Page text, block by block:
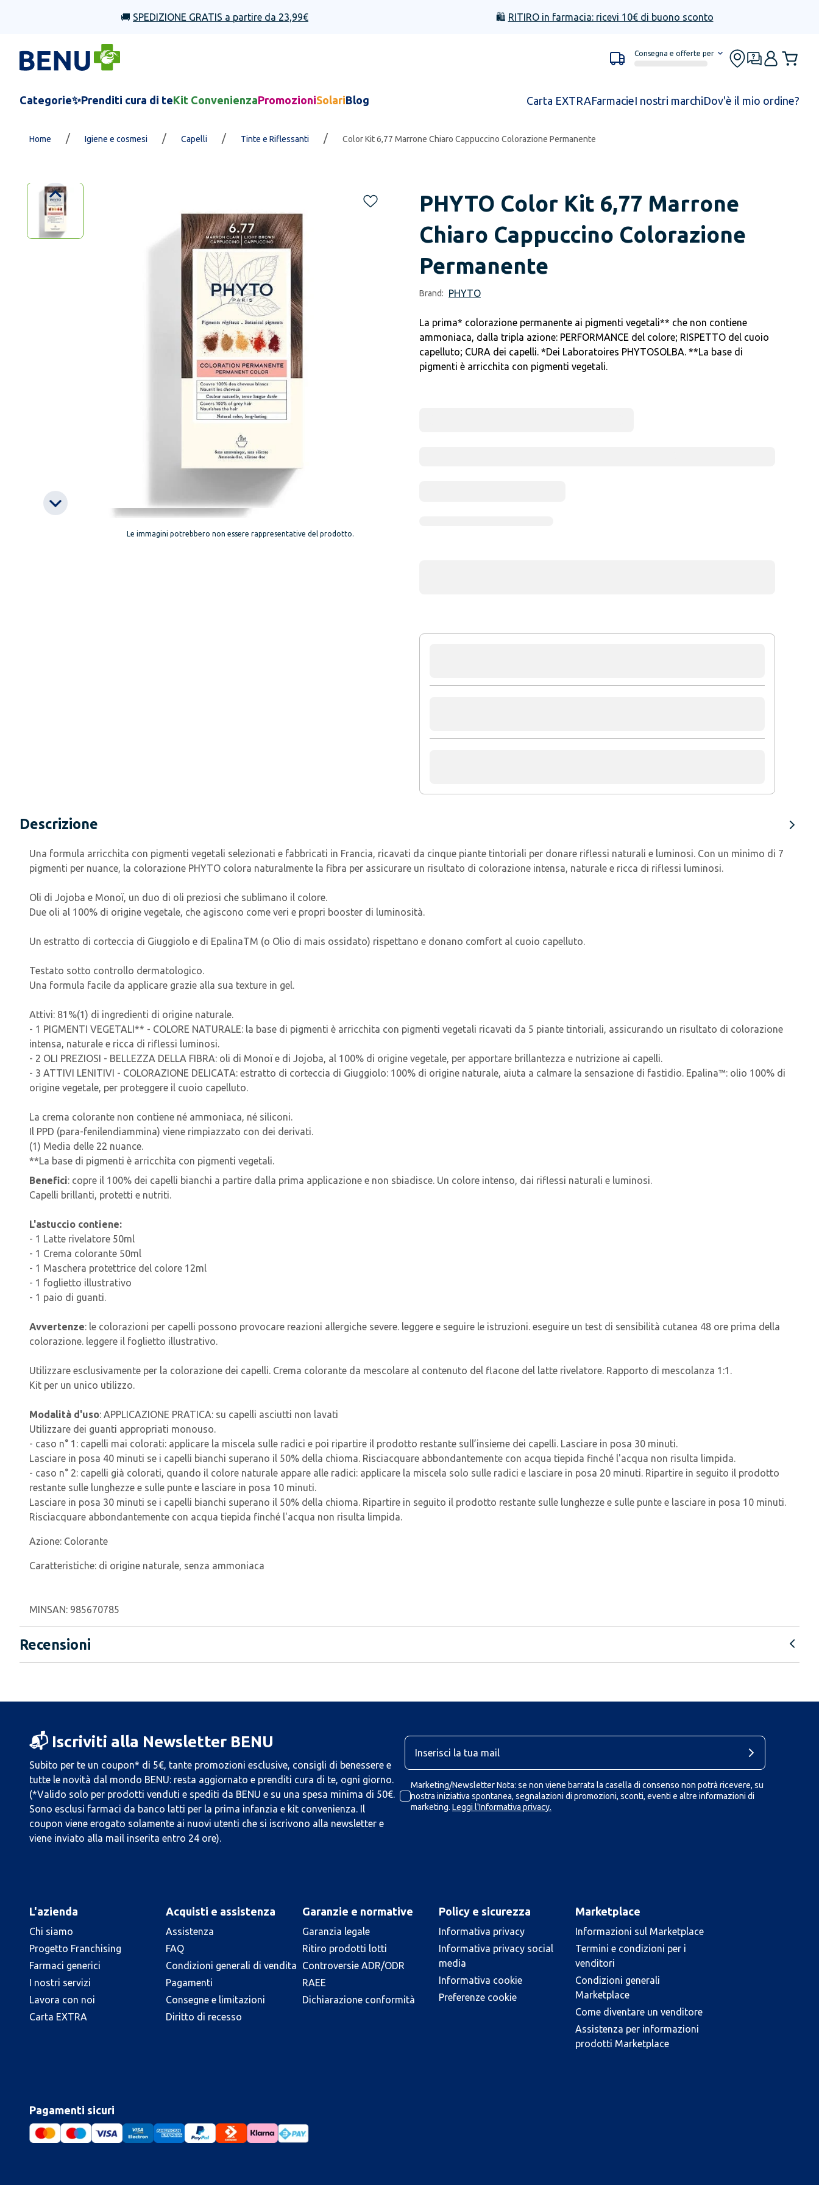
🚚 SPEDIZIONE GRATIS a partire da 23,99€ 🛍️ RITIRO in farmacia: ricevi 10€ di buono sconto
Consegna e offerte per
Categorie✨Prenditi cura di teKit ConvenienzaPromozioniSolariBlog Carta EXTRAFarmacieI nostri marchiDov'è il mio ordine?
Home / Igiene e cosmesi / Capelli / Tinte e Riflessanti / Color Kit 6,77 Marrone Chiaro Cappuccino Colorazione Permanente
Le immagini potrebbero non essere rappresentative del prodotto.
PHYTO Color Kit 6,77 Marrone
Chiaro Cappuccino Colorazione
Permanente
Brand: PHYTO
La prima* colorazione permanente ai pigmenti vegetali** che non contiene
ammoniaca, dalla tripla azione: PERFORMANCE del colore; RISPETTO del cuoio
capelluto; CURA dei capelli. *Dei Laboratoires PHYTOSOLBA. **La base di
pigmenti è arricchita con pigmenti vegetali.
Descrizione
Una formula arricchita con pigmenti vegetali selezionati e fabbricati in Francia, ricavati da cinque piante tintoriali per donare riflessi naturali e luminosi. Con un minimo di 7
pigmenti per nuance, la colorazione PHYTO colora naturalmente la fibra per assicurare un risultato di colorazione intensa, naturale e ricca di riflessi luminosi.
Oli di Jojoba e Monoï, un duo di oli preziosi che sublimano il colore.
Due oli al 100% di origine vegetale, che agiscono come veri e propri booster di luminosità.
Un estratto di corteccia di Giuggiolo e di EpalinaTM (o Olio di mais ossidato) rispettano e donano comfort al cuoio capelluto.
Testato sotto controllo dermatologico.
Una formula facile da applicare grazie alla sua texture in gel.
Attivi: 81%(1) di ingredienti di origine naturale.
- 1 PIGMENTI VEGETALI** - COLORE NATURALE: la base di pigmenti è arricchita con pigmenti vegetali ricavati da 5 piante tintoriali, assicurando un risultato di colorazione
intensa, naturale e ricca di riflessi luminosi.
- 2 OLI PREZIOSI - BELLEZZA DELLA FIBRA: oli di Monoï e di Jojoba, al 100% di origine vegetale, per apportare brillantezza e nutrizione ai capelli.
- 3 ATTIVI LENITIVI - COLORAZIONE DELICATA: estratto di corteccia di Giuggiolo: 100% di origine naturale, aiuta a calmare la sensazione di fastidio. Epalina™: olio 100% di
origine vegetale, per proteggere il cuoio capelluto.
La crema colorante non contiene né ammoniaca, né siliconi.
Il PPD (para-fenilendiammina) viene rimpiazzato con dei derivati.
(1) Media delle 22 nuance.
**La base di pigmenti è arricchita con pigmenti vegetali.
Benefici: copre il 100% dei capelli bianchi a partire dalla prima applicazione e non sbiadisce. Un colore intenso, dai riflessi naturali e luminosi.
Capelli brillanti, protetti e nutriti.
L'astuccio contiene:
- 1 Latte rivelatore 50ml
- 1 Crema colorante 50ml
- 1 Maschera protettrice del colore 12ml
- 1 foglietto illustrativo
- 1 paio di guanti.
Avvertenze: le colorazioni per capelli possono provocare reazioni allergiche severe. leggere e seguire le istruzioni. eseguire un test di sensibilità cutanea 48 ore prima della
colorazione. leggere il foglietto illustrativo.
Utilizzare esclusivamente per la colorazione dei capelli. Crema colorante da mescolare al contenuto del flacone del latte rivelatore. Rapporto di mescolanza 1:1.
Kit per un unico utilizzo.
Modalità d'uso: APPLICAZIONE PRATICA: su capelli asciutti non lavati
Utilizzare dei guanti appropriati monouso.
- caso n° 1: capelli mai colorati: applicare la miscela sulle radici e poi ripartire il prodotto restante sull’insieme dei capelli. Lasciare in posa 30 minuti.
Lasciare in posa 40 minuti se i capelli bianchi superano il 50% della chioma. Risciacquare abbondantemente con acqua tiepida finché l'acqua non risulta limpida.
- caso n° 2: capelli già colorati, quando il colore naturale appare alle radici: applicare la miscela solo sulle radici e lasciare in posa 20 minuti. Ripartire in seguito il prodotto
restante sulle lunghezze e sulle punte e lasciare in posa 10 minuti.
Lasciare in posa 30 minuti se i capelli bianchi superano il 50% della chioma. Ripartire in seguito il prodotto restante sulle lunghezze e sulle punte e lasciare in posa 10 minuti.
Risciacquare abbondantemente con acqua tiepida finché l'acqua non risulta limpida.
Azione: Colorante
Caratteristiche: di origine naturale, senza ammoniaca
MINSAN: 985670785
Recensioni
📬 Iscriviti alla Newsletter BENU
Subito per te un coupon* di 5€, tante promozioni esclusive, consigli di benessere e
tutte le novità dal mondo BENU: resta aggiornato e prenditi cura di te, ogni giorno.
(*Valido solo per prodotti venduti e spediti da BENU e su una spesa minima di 50€.
Sono esclusi farmaci da banco latti per la prima infanzia e kit convenienza. Il
coupon viene erogato solamente ai nuovi utenti che si iscrivono alla newsletter e
viene inviato alla mail inserita entro 24 ore).
Marketing/Newsletter Nota: se non viene barrata la casella di consenso non potrà ricevere, su
nostra iniziativa spontanea, segnalazioni di promozioni, sconti, eventi e altre informazioni di
marketing. Leggi l'Informativa privacy.
L'azienda
Chi siamo
Progetto Franchising
Farmaci generici
I nostri servizi
Lavora con noi
Carta EXTRA
Acquisti e assistenza
Assistenza
FAQ
Condizioni generali di vendita
Pagamenti
Consegne e limitazioni
Diritto di recesso
Garanzie e normative
Garanzia legale
Ritiro prodotti lotti
Controversie ADR/ODR
RAEE
Dichiarazione conformità
Policy e sicurezza
Informativa privacy
Informativa privacy social
media
Informativa cookie
Preferenze cookie
Marketplace
Informazioni sul Marketplace
Termini e condizioni per i
venditori
Condizioni generali
Marketplace
Come diventare un venditore
Assistenza per informazioni
prodotti Marketplace
Pagamenti sicuri